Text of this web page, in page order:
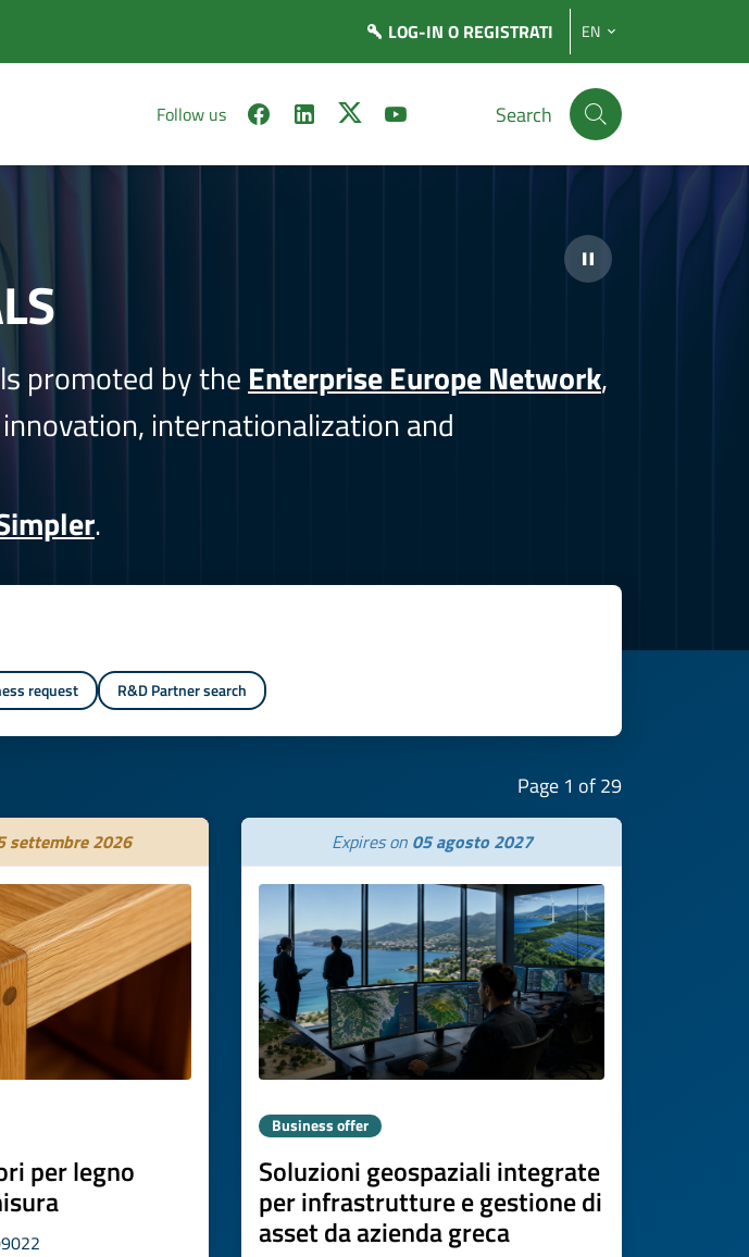
LOG-IN O REGISTRATI EN
Follow us Search
promoted by the Enterprise Europe Network,
internationalization and
.
request R&D Partner search
Page 1 of 29
settembre 2026
per legno
Expires on 05 agosto 2027
Business offer
Soluzioni geospaziali integrate
per infrastrutture e gestione di
asset da azienda greca